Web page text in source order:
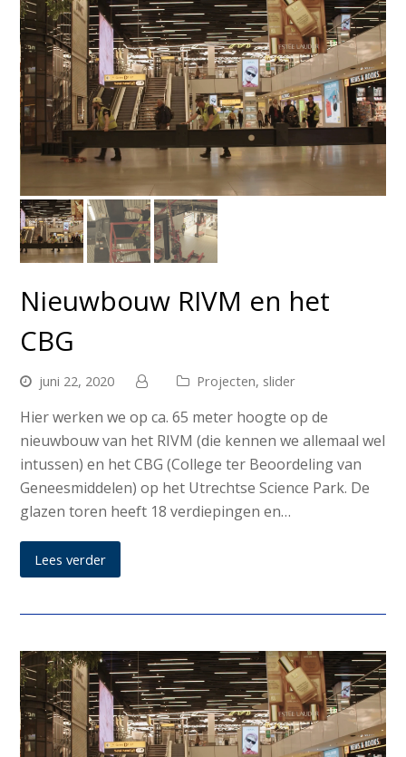
Nieuwbouw RIVM en het
CBG
juni 22, 2020 Projecten, slider
Hier werken we op ca. 65 meter hoogte op de
nieuwbouw van het RIVM (die kennen we allemaal wel
intussen) en het CBG (College ter Beoordeling van
Geneesmiddelen) op het Utrechtse Science Park. De
glazen toren heeft 18 verdiepingen en…
Lees verder